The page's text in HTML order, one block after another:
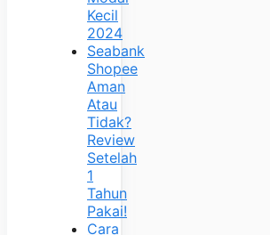
Kecil
2024
Seabank
Shopee
Aman
Atau
Tidak?
Review
Setelah
1
Tahun
Pakai!
Cara